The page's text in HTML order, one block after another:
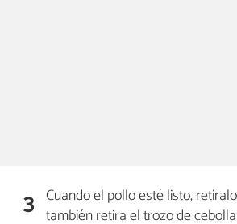
3 Cuando el pollo esté listo,
también retira el trozo de